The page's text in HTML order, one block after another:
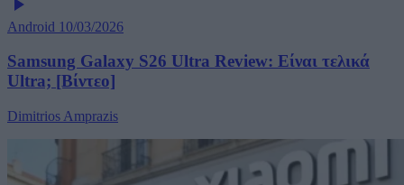
Android 10/03/2026
Samsung Galaxy S26 Ultra Review: Είναι τελικά
Ultra; [Βίντεο]
Dimitrios Amprazis